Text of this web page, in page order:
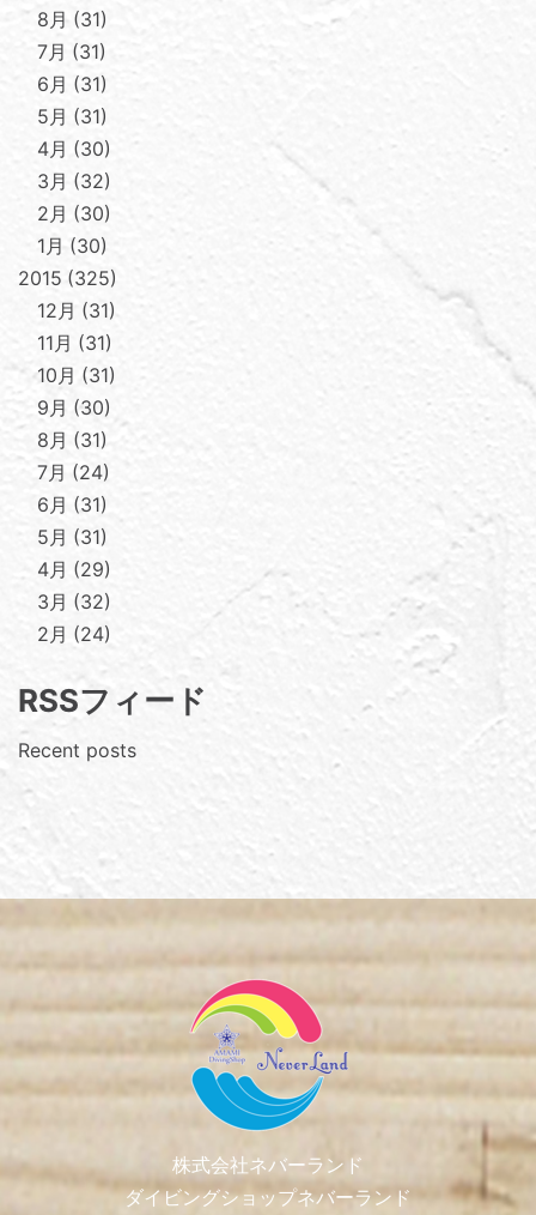
8月
31
7月
31
6月
31
5月
31
4月
30
3月
32
2月
30
1月
30
2015 325
12月
31
11月
31
10月
31
9月
30
8月
31
7月
24
6月
31
5月
31
4月
29
3月
32
2月
24
RSSフィード
Recent posts
Footer
株式会社ネバーランド
ダイビングショップネバーランド